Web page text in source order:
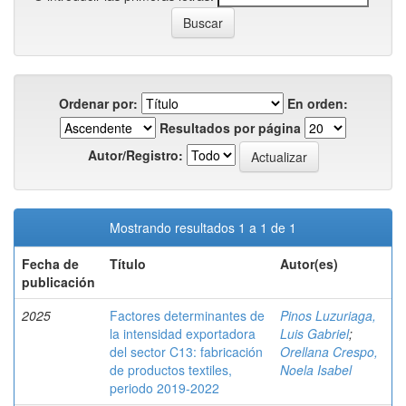
Ordenar por:
En orden:
Resultados por página
Autor/Registro:
Mostrando resultados 1 a 1 de 1
Fecha de
publicación
Título Autor(es)
2025
Factores determinantes de
la intensidad exportadora
del sector C13: fabricación
de productos textiles,
periodo 2019-2022
Pinos Luzuriaga,
Luis Gabriel;
Orellana Crespo,
Noela Isabel